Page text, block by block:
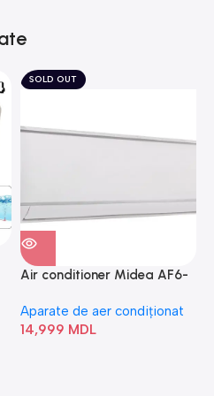
SOLD OUT
Air conditioner Midea AF6-
Aparate de aer condiționat
14,999 MDL